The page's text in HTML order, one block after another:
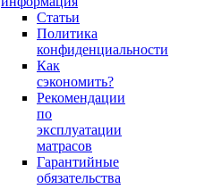
Статьи
Политика
конфиденциальности
Как
сэкономить?
Рекомендации
по
эксплуатации
матрасов
Гарантийные
обязательства